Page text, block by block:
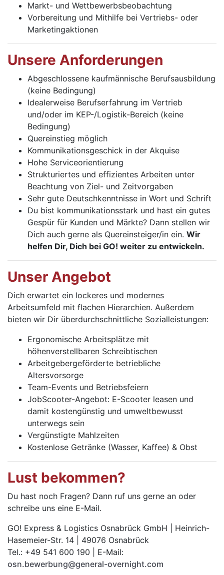
Markt- und Wettbewerbsbeobachtung
Vorbereitung und Mithilfe bei Vertriebs- oder
Marketingaktionen
Unsere Anforderungen
Abgeschlossene kaufmännische Berufsausbildung
(keine Bedingung)
Idealerweise Berufserfahrung im Vertrieb
und/oder im KEP-/Logistik-Bereich (keine
Bedingung)
Quereinstieg möglich
Kommunikationsgeschick in der Akquise
Hohe Serviceorientierung
Strukturiertes und effizientes Arbeiten unter
Beachtung von Ziel- und Zeitvorgaben
Sehr gute Deutschkenntnisse in Wort und Schrift
Du bist kommunikationsstark und hast ein gutes
Gespür für Kunden und Märkte? Dann stellen wir
Dich auch gerne als Quereinsteiger/in ein. Wir
helfen Dir, Dich bei GO! weiter zu entwickeln.
Unser Angebot
Dich erwartet ein lockeres und modernes
Arbeitsumfeld mit flachen Hierarchien. Außerdem
bieten wir Dir überdurchschnittliche Sozialleistungen:
Ergonomische Arbeitsplätze mit
höhenverstellbaren Schreibtischen
Arbeitgebergeförderte betriebliche
Altersvorsorge
Team-Events und Betriebsfeiern
JobScooter-Angebot: E-Scooter leasen und
damit kostengünstig und umweltbewusst
unterwegs sein
Vergünstigte Mahlzeiten
Kostenlose Getränke (Wasser, Kaffee) & Obst
Lust bekommen?
Du hast noch Fragen? Dann ruf uns gerne an oder
schreibe uns eine E-Mail.
GO! Express & Logistics Osnabrück GmbH | Heinrich-
Hasemeier-Str. 14 | 49076 Osnabrück
Tel.: +49 541 600 190 | E-Mail:
osn.bewerbung@general-overnight.com